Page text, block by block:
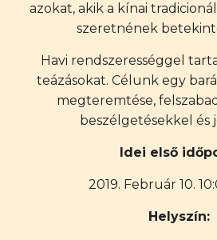
azokat, akik a kínai
szeretnének
Havi rendszerességgel
teázásokat. Célunk egy
megteremtése,
beszélgetésekkel és
Idei első
2019. Február 10.
Helyszín: